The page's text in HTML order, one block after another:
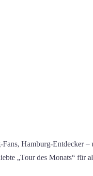
Hamburg-Entdecker
„Tour des Monats“ für